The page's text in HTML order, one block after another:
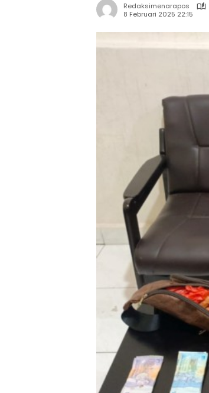
Redaksimenarapos
8 Februari 2025 22:15